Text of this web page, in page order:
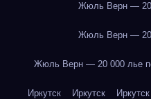
Жюль Верн — 20
Жюль Верн — 20
Жюль Верн — 20 000 лье
Иркутск Иркутск Иркутск